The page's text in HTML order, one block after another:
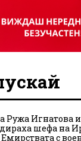
Ружа Игнатова
шефа на
с